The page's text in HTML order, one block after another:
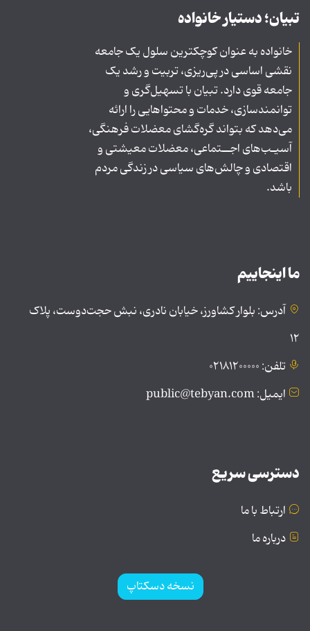
تبیان؛ دستیار خانواده
خانواده به عنوان کوچکترین سلول یک جامعه
نقشی اساسی در پی‌ریزی، تربیت و رشد یک
جامعه قوی دارد. تبیان با تسهیل‌گری و
توانمندسازی، خدمات و محتواهایی را ارائه
می‌دهد که بتواند گره‌گشای معضلات فرهنگی،
آسیـب‌های اجــتماعی، معضلات معیشتی و
اقتصادی و چالش‌های سیاسی در زندگی مردم
باشد.
ما اینجاییم
آدرس: بلوار کشاورز، خیابان نادری، نبش حجت‌دوست، پلاک
۱۲
تلفن: ۰۲۱۸۱۲۰۰۰۰۰
ایمیل: public@tebyan.com
دسترسی سریع
ارتباط با ما
درباره ما
نسخه دسکتاپ